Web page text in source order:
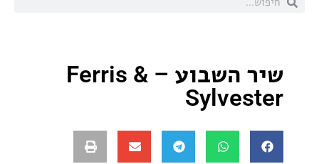
שיר השבוע – Ferris &